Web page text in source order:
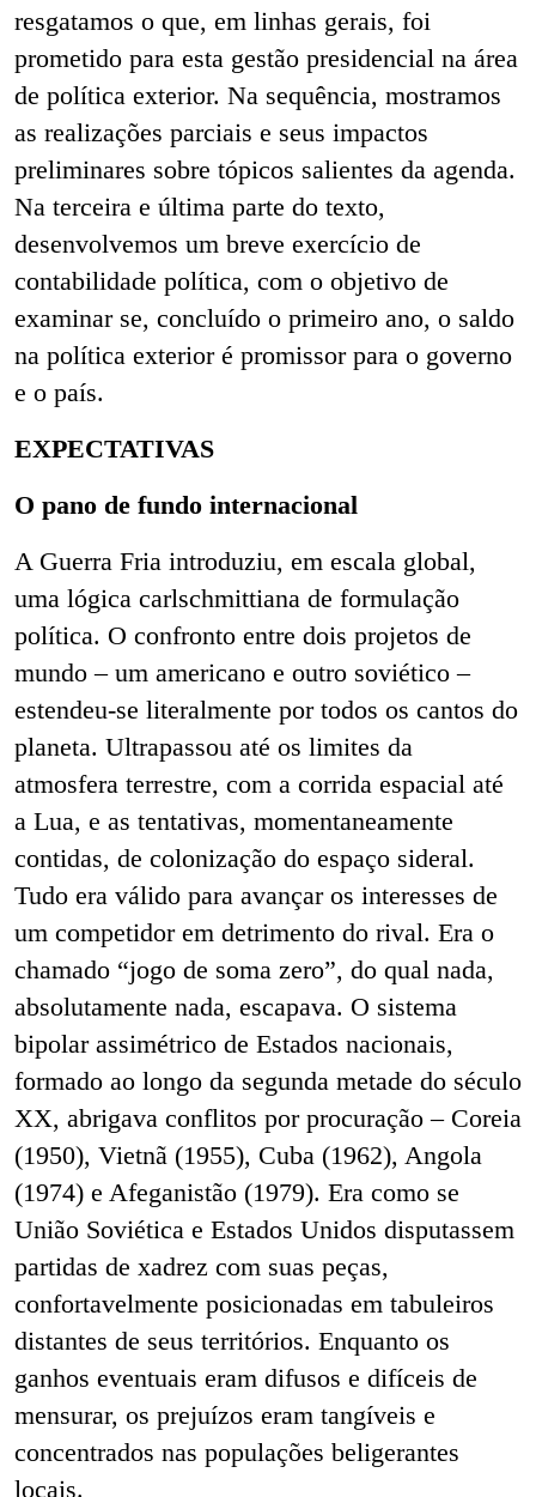
resgatamos o que, em linhas gerais, foi
prometido para esta gestão presidencial na área
de política exterior. Na sequência, mostramos
as realizações parciais e seus impactos
preliminares sobre tópicos salientes da agenda.
Na terceira e última parte do texto,
desenvolvemos um breve exercício de
contabilidade política, com o objetivo de
examinar se, concluído o primeiro ano, o saldo
na política exterior é promissor para o governo
e o país.
EXPECTATIVAS
O pano de fundo internacional
A Guerra Fria introduziu, em escala global,
uma lógica carlschmittiana de formulação
política. O confronto entre dois projetos de
mundo – um americano e outro soviético –
estendeu-se literalmente por todos os cantos do
planeta. Ultrapassou até os limites da
atmosfera terrestre, com a corrida espacial até
a Lua, e as tentativas, momentaneamente
contidas, de colonização do espaço sideral.
Tudo era válido para avançar os interesses de
um competidor em detrimento do rival. Era o
chamado “jogo de soma zero”, do qual nada,
absolutamente nada, escapava. O sistema
bipolar assimétrico de Estados nacionais,
formado ao longo da segunda metade do século
XX, abrigava conflitos por procuração – Coreia
(1950), Vietnã (1955), Cuba (1962), Angola
(1974) e Afeganistão (1979). Era como se
União Soviética e Estados Unidos disputassem
partidas de xadrez com suas peças,
confortavelmente posicionadas em tabuleiros
distantes de seus territórios. Enquanto os
ganhos eventuais eram difusos e difíceis de
mensurar, os prejuízos eram tangíveis e
concentrados nas populações beligerantes
locais.